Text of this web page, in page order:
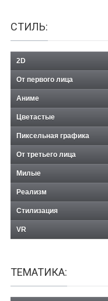
СТИЛЬ:
2D
От первого лица
Аниме
Цветастые
Пиксельная графика
От третьего лица
Милые
Реализм
Стилизация
VR
ТЕМАТИКА: